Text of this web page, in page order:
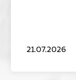
21.07.2026